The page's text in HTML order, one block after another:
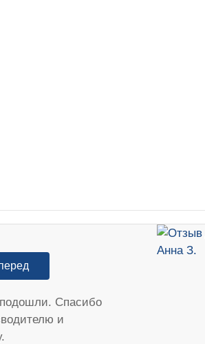
Спасибо
и